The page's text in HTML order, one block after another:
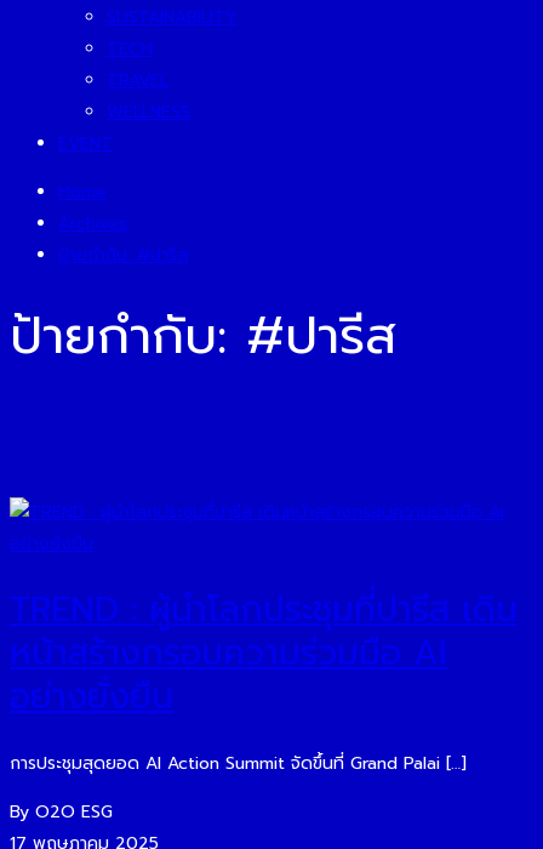
SUSTAINABILITY
TECH
TRAVEL
WELLNESS
EVENT
Home
Archives
ป้ายกำกับ: #ปารีส
ป้ายกำกับ: #ปารีส
TREND : ผู้นำโลกประชุมที่ปารีส เดิน
หน้าสร้างกรอบความร่วมมือ AI
อย่างยั่งยืน
การประชุมสุดยอด AI Action Summit จัดขึ้นที่ Grand Palai […]
By O2O ESG
17 พฤษภาคม 2025